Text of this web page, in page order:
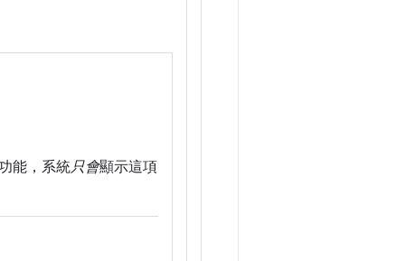
能，系統只會顯示這項